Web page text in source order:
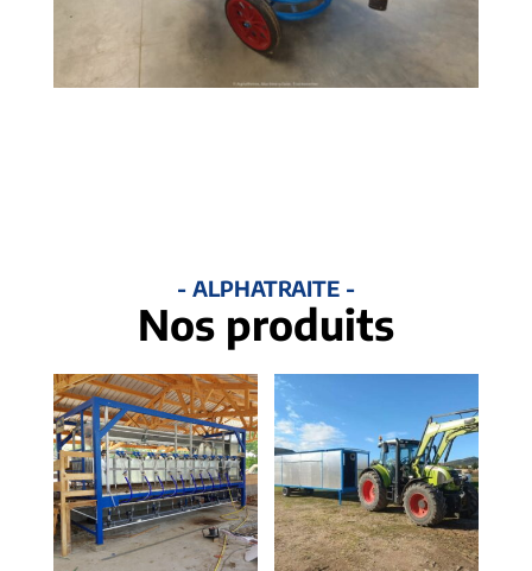
- ALPHATRAITE -
Nos produits